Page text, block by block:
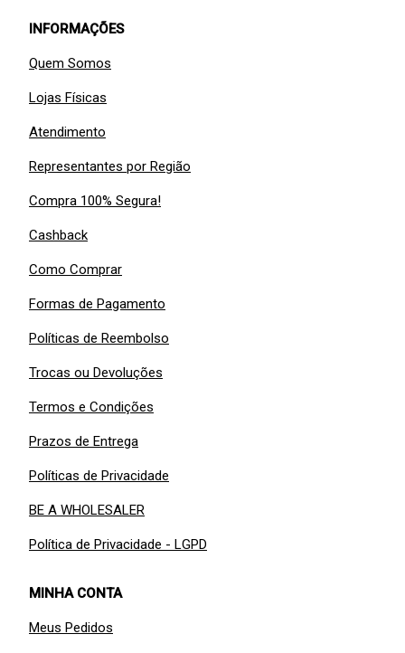
INFORMAÇÕES
Quem Somos
Lojas Físicas
Atendimento
Representantes por Região
Compra 100% Segura!
Cashback
Como Comprar
Formas de Pagamento
Políticas de Reembolso
Trocas ou Devoluções
Termos e Condições
Prazos de Entrega
Políticas de Privacidade
BE A WHOLESALER
Política de Privacidade - LGPD
MINHA CONTA
Meus Pedidos